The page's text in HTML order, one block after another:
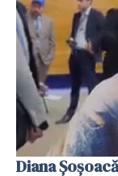
Diana